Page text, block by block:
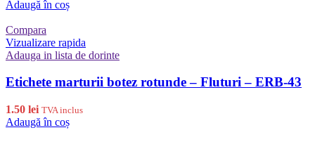
Adaugă în coș
Compara
Vizualizare rapida
Adauga in lista de dorinte
Etichete marturii botez rotunde – Fluturi – ERB-43
1.50 lei TVA inclus
Adaugă în coș